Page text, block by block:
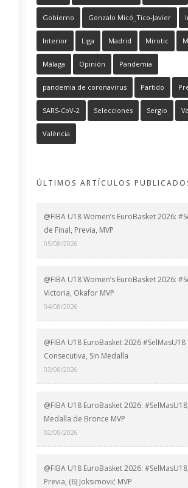
Gobierno Gonzalo Micó_Tico-Javier
Interior Liga Madrid Mirotic
Málaga Opinión Pandemia
pandemia de coronavirus Partido
SARS-CoV-2 Selecciones Sergio
València
ÚLTIMOS ARTÍCULOS
@FIBA U18 Women’s EuroBasket 2026:
de Final, Previa, MVP
05/08/2026
@FIBA U18 Women’s EuroBasket 2026:
Victoria, Okafor MVP
04/08/2026
@FIBA U18 EuroBasket 2026
Consecutiva, Sin Medalla
03/08/2026
@FIBA U18 EuroBasket 2026:
Medalla de Bronce MVP
02/08/2026
@FIBA U18 EuroBasket 2026:
Previa, (6) Joksimović MVP